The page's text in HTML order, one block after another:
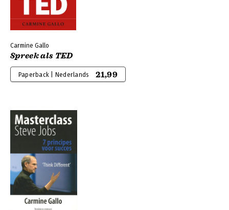
Carmine Gallo
Spreek als TED
Paperback | Nederlands 21,99